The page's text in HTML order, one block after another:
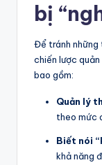
bị
Để tránh những
chiến lược
bao gồm:
Quản lý
theo mức
Biết nói
khả năng